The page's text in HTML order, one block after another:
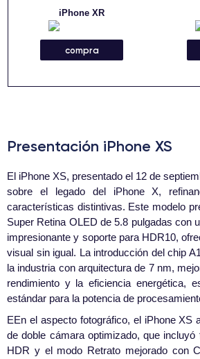
iPhone XR
compra
Presentación iPhone XS
El iPhone XS, presentado el 12 de
sobre el legado del iPhone X,
características distintivas. Este modelo
Super Retina OLED de 5.8 pulgadas con
impresionante y soporte para HDR10,
visual sin igual. La introducción del chip
la industria con arquitectura de 7 nm,
rendimiento y la eficiencia energética,
estándar para la potencia de
EEn el aspecto fotográfico, el iPhone XS
de doble cámara optimizado, que
HDR y el modo Retrato mejorado con